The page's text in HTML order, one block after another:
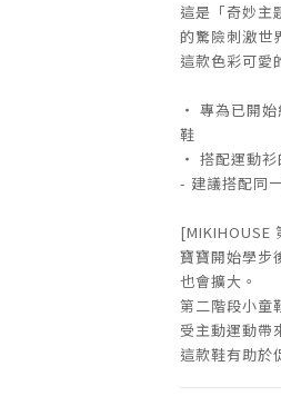
這是「奇妙主
的驚險刺激世
這款色彩可愛
・ 專為已開
鞋
・ 搭配運動
- 建議搭配同
[MIKIHOUSE
寶寶開始學步
也會擴大。
第二階段小童
受主動運動帶
這款鞋有助於